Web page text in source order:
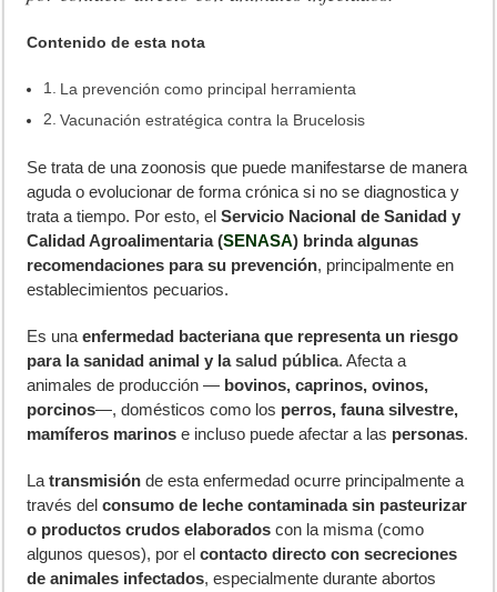
Contenido de esta nota
La prevención como principal herramienta
Vacunación estratégica contra la Brucelosis
Se trata de una zoonosis que puede manifestarse de manera
aguda o evolucionar de forma crónica si no se diagnostica y
trata a tiempo. Por esto, elServicio Nacional de Sanidad y
Calidad Agroalimentaria (SENASA) brinda algunas
recomendaciones para su prevención, principalmente en
establecimientos pecuarios.
Es unaenfermedad bacteriana que representa un riesgo
para la sanidad animal y lasalud pública. Afecta a
animales de producción — bovinos, caprinos, ovinos,
porcinos—, domésticos como los perros, fauna silvestre,
mamíferos marinos e incluso puede afectar a las personas.
Latransmisión de esta enfermedad ocurre principalmente a
través delconsumo de leche contaminada sin pasteurizar
o productos crudos elaborados con la misma (como
algunos quesos), por elcontacto directo con secreciones
de animales infectados, especialmente durante abortos